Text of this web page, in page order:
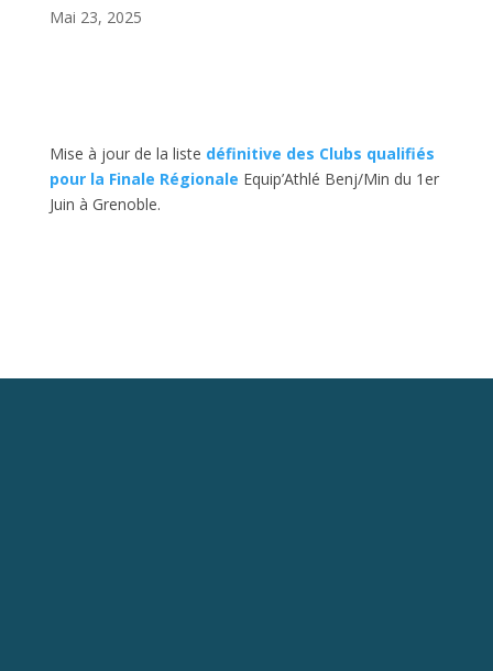
Mai 23, 2025
Mise à jour de la liste définitive des Clubs qualifiés
pour la Finale Régionale Equip’Athlé Benj/Min du 1er
Juin à Grenoble.